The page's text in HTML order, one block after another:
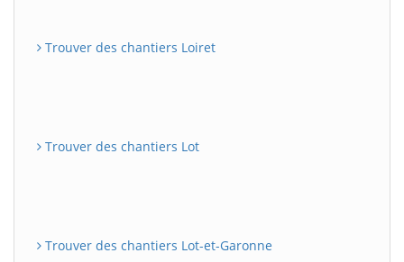
Trouver des chantiers Loiret
Trouver des chantiers Lot
Trouver des chantiers Lot-et-Garonne